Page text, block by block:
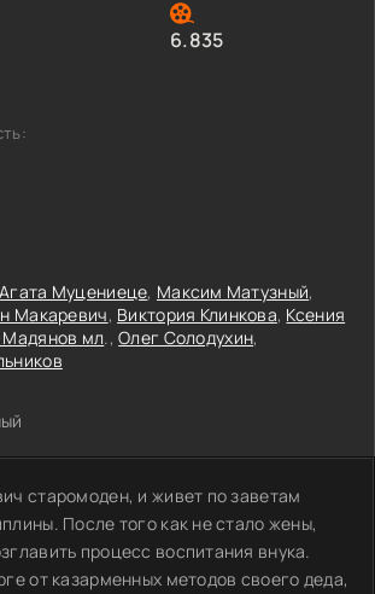
6.835
Агата Муцениеце, Максим Матузный,
Макаревич, Виктория Клинкова, Ксения
мл.,Олег Солодухин,
старомоден, и живет по заветам
После того как не стало жены,
процесс воспитания внука.
от казарменных методов своего деда,